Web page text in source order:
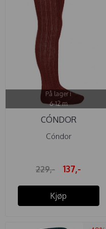
På lager i
6-12 m
CÓNDOR
STRØMPEBUKSE ULL ...
Cóndor
229,- 137,-
Kjøp